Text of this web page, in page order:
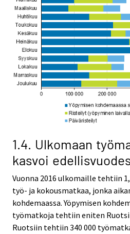
1.4. Ulkomaan
kasvoi
Vuonna 2016 ulkomaille tehtiin
työ- ja kokousmatkaa, jonka
kohdemaassa. Yöpymisen
työmatkoja tehtiin eniten
Ruotsiin tehtiin 340 000